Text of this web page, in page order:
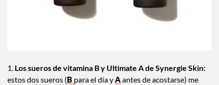
1. Los sueros de vitamina B y Ultimate A de Synergie Skin:
estos dos sueros (B para el día yAantes de acostarse) me